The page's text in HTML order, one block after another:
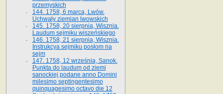
przemyskich
144. 1758, 6 marca, Lwów.
Uchwały ziemian lwowskich
145. 1758, 20 sierpnia, Wisznia.
Laudum sejmiku wiszeńskiego
146. 1758, 21 sierpnia, Wisznia.
Instrukcya sejmiku posłom na
sejm
147. 1758, 12 września, Sanok.
Punkta do laudum od ziemi
sanockiej podane anno Domini
milesimo septingentesimo
quinquagesimo octavo die 12